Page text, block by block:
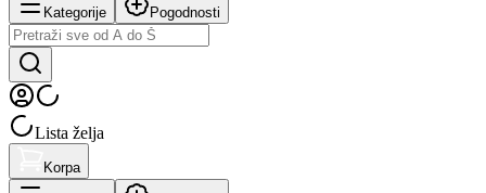
Kategorije Pogodnosti
Lista želja
Korpa